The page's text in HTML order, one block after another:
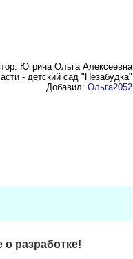
Югрина Ольга Алексеевна
- детский сад "Незабудка"
Добавил: Ольга2052
разработке!